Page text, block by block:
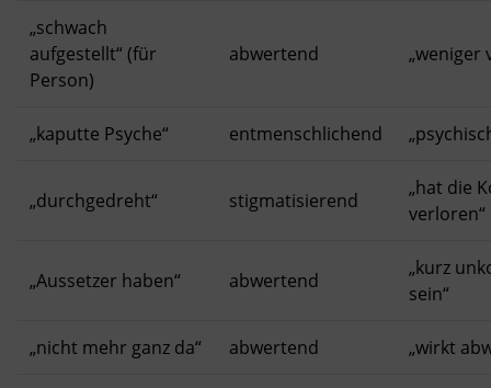
„schwach
aufgestellt“ (für
Person)
abwertend „weniger
„kaputte Psyche“ entmenschlichend
„durchgedreht“ stigmatisierend
„hat die
verloren“
„Aussetzer haben“ abwertend
„kurz
sein“
„nicht mehr ganz da“ abwertend „wirkt